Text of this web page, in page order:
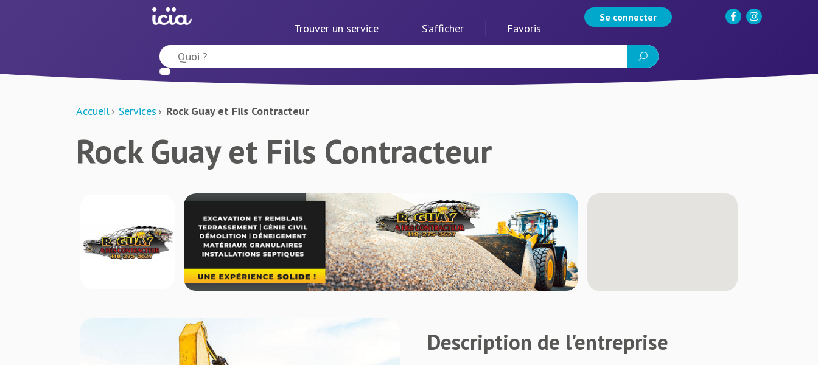
Se connecter
Trouver un service S’afficher Favoris
Accueil Services Rock Guay et Fils Contracteur
Rock Guay et Fils Contracteur
Description de l'entreprise